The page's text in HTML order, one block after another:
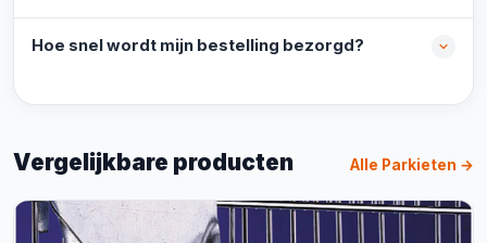
Hoe snel wordt mijn bestelling bezorgd?
Vergelijkbare producten Alle Parkieten →